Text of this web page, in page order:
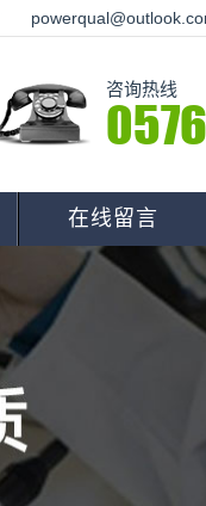
咨询热线
在线留言